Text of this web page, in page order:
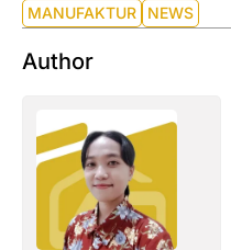
MANUFAKTUR NEWS
Author